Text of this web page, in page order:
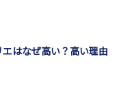
はなぜ高い？高い理由